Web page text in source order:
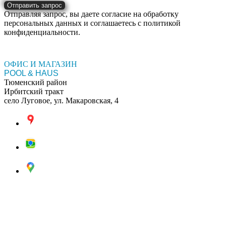
Отправить запрос
Отправляя запрос, вы даете согласие на обработку
персональных данных и соглашаетесь c политикой
конфиденциальности.
ОФИС И МАГАЗИН
POOL & HAUS
Тюменский район
Ирбитский тракт
село Луговое, ул. Макаровская, 4